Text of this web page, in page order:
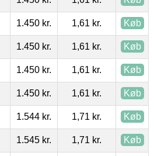
1.450 kr. 1,61 kr. Køb
1.450 kr. 1,61 kr. Køb
1.450 kr. 1,61 kr. Køb
1.450 kr. 1,61 kr. Køb
1.544 kr. 1,71 kr. Køb
1.545 kr. 1,71 kr. Køb